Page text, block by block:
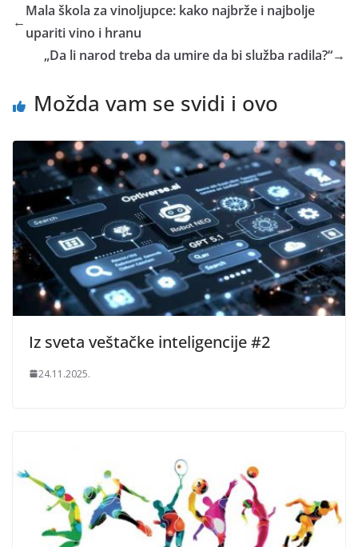
←
Mala škola za vinoljupce: kako najbrže i najbolje
upariti vino i hranu
„Da li narod treba da umire da bi služba radila?“→
Možda vam se svidi i ovo
Iz sveta veštačke inteligencije #2
24.11.2025.